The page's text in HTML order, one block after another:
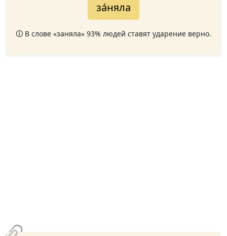
за́няла
🛈 В слове «заняла» 93% людей ставят ударение верно.